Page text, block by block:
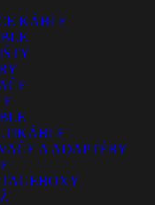
KÁBLE
A ADAPTÉRY